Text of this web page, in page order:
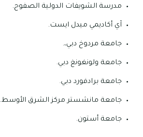
مدرسة الشويفات الدولية الصفوح.
آي أكاديمي ميدل ايست.
جامعة مردوخ دبي،.
جامعة ولونغونغ دبي.
جامعة برادفورد دبي.
جامعة مانشستر مركز الشرق الأوسط.
جامعة أستون.